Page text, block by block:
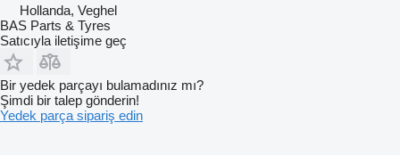
Hollanda, Veghel
BAS Parts & Tyres
Satıcıyla iletişime geç
Bir yedek parçayı bulamadınız mı?
Şimdi bir talep gönderin!
Yedek parça sipariş edin